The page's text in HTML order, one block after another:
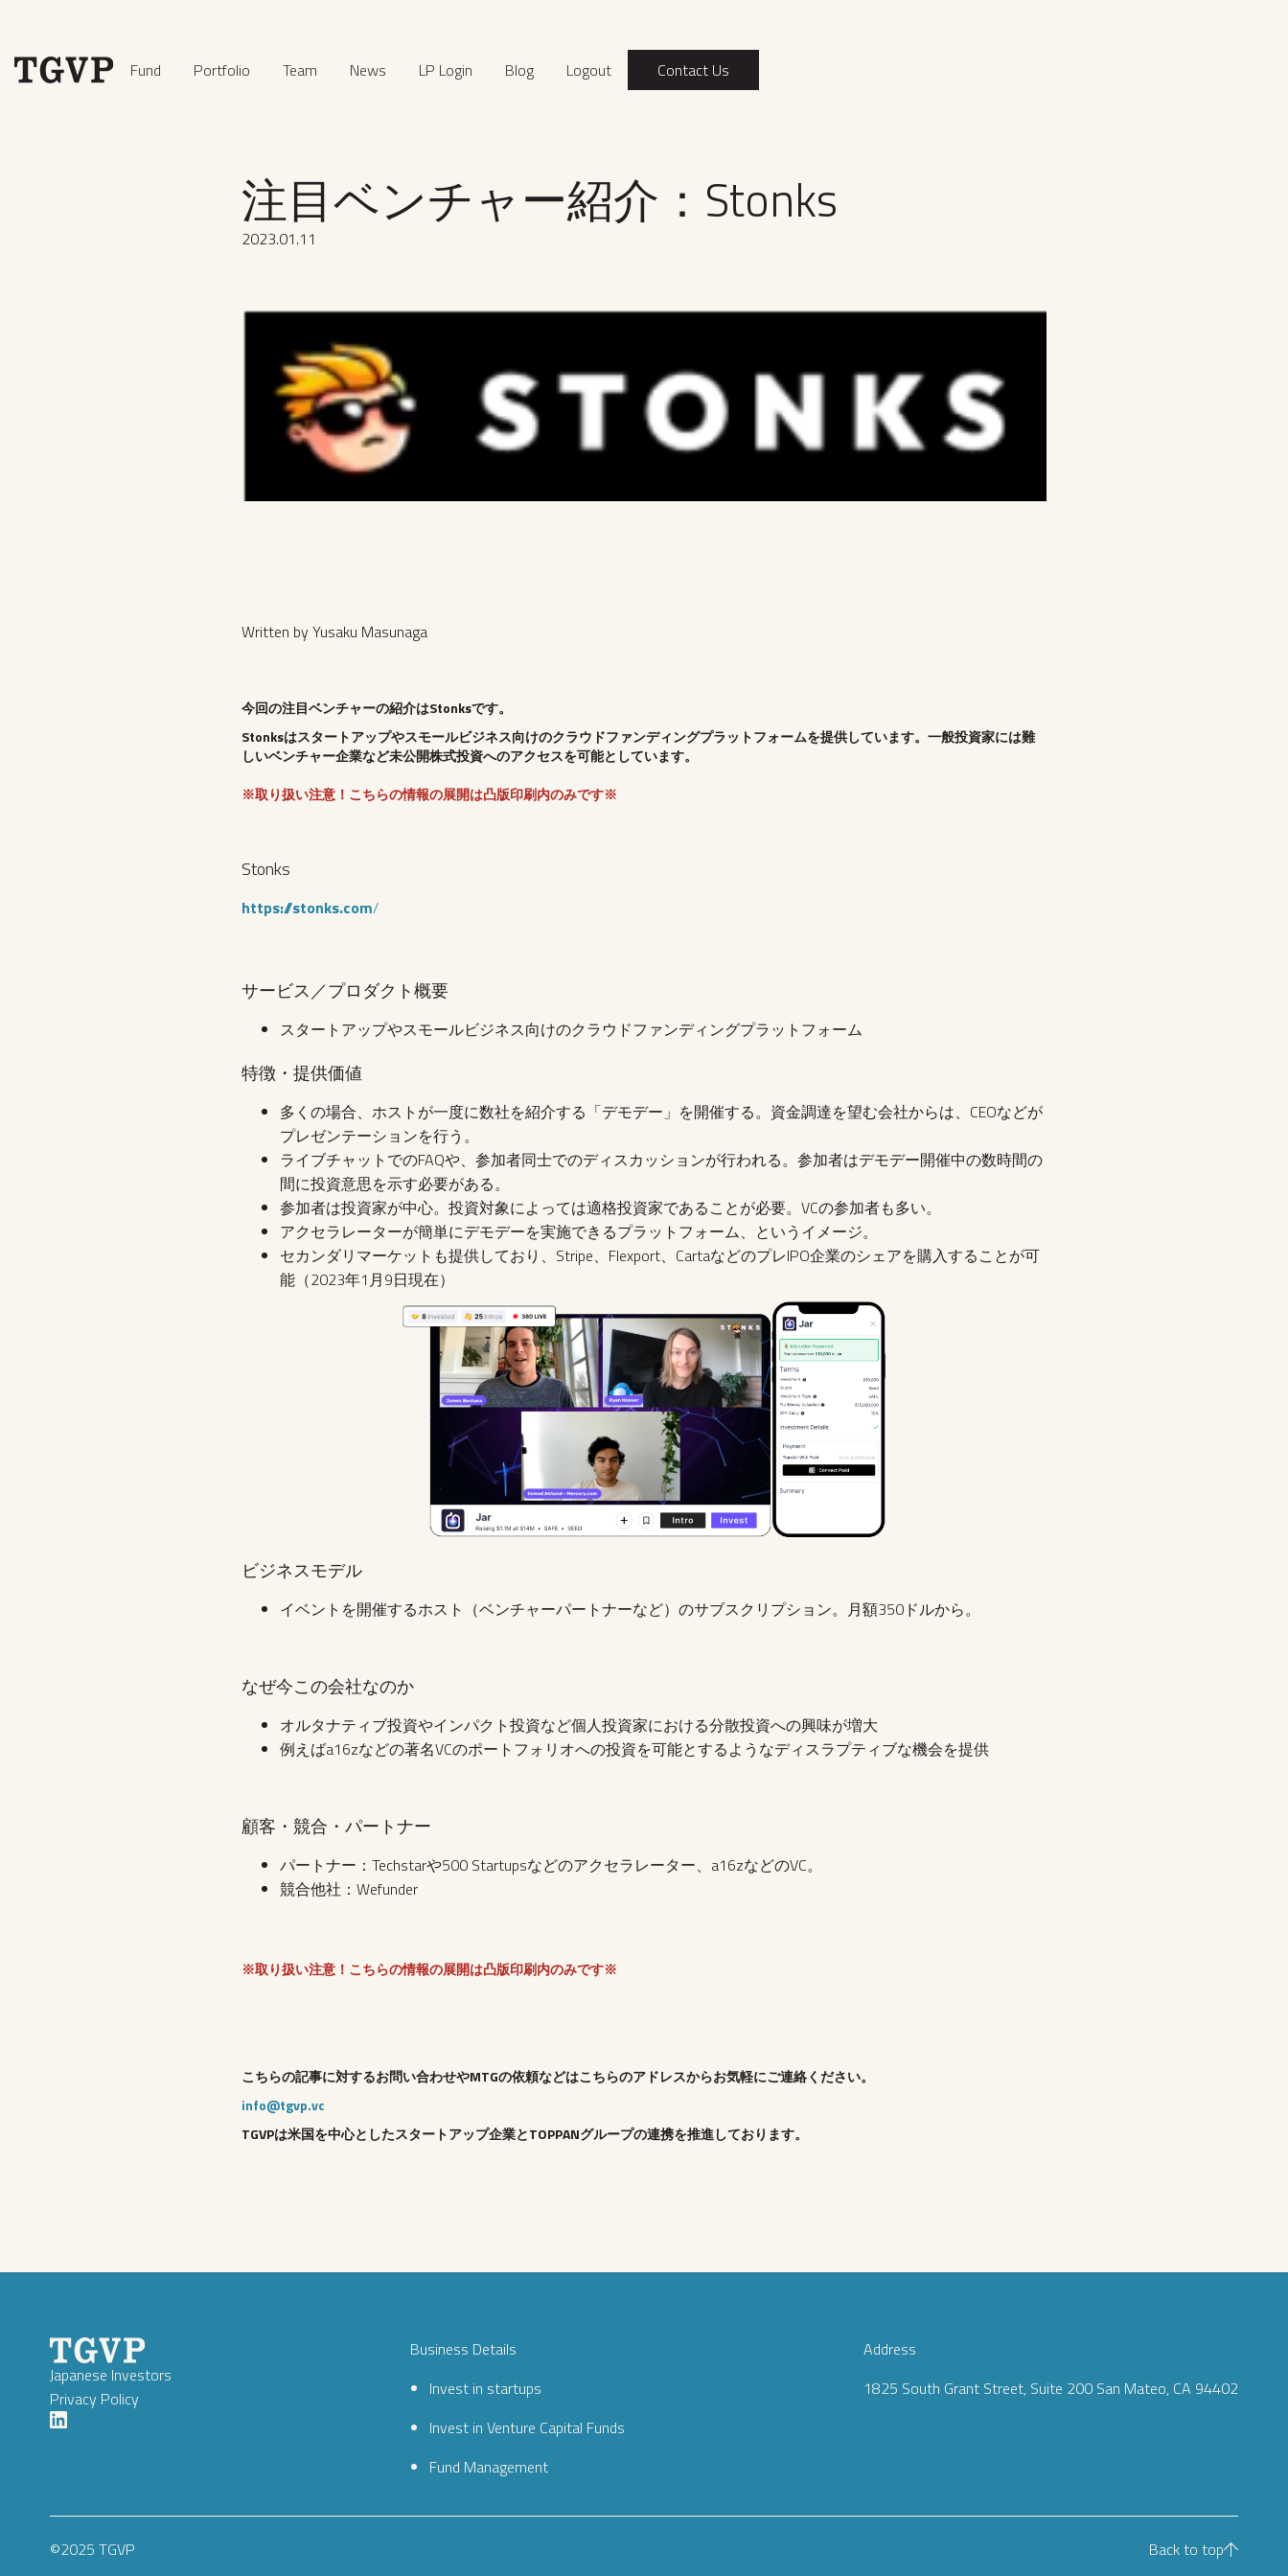
Fund Portfolio Team News LP Login Blog Logout Contact Us
注目ベンチャー紹介：Stonks
2023.01.11
Written by Yusaku Masunaga
今回の注目ベンチャーの紹介はStonksです。
Stonksはスタートアップやスモールビジネス向けのクラウドファンディングプラットフォームを提供しています。一般投資家には難
しいベンチャー企業など未公開株式投資へのアクセスを可能としています。
※取り扱い注意！こちらの情報の展開は凸版印刷内のみです※
Stonks
https://stonks.com/
サービス／プロダクト概要
スタートアップやスモールビジネス向けのクラウドファンディングプラットフォーム
特徴・提供価値
多くの場合、ホストが一度に数社を紹介する「デモデー」を開催する。資金調達を望む会社からは、CEOなどが
プレゼンテーションを行う。
ライブチャットでのFAQや、参加者同士でのディスカッションが行われる。参加者はデモデー開催中の数時間の
間に投資意思を示す必要がある。
参加者は投資家が中心。投資対象によっては適格投資家であることが必要。VCの参加者も多い。
アクセラレーターが簡単にデモデーを実施できるプラットフォーム、というイメージ。
セカンダリマーケットも提供しており、Stripe、Flexport、CartaなどのプレIPO企業のシェアを購入することが可
能（2023年1月9日現在）
ビジネスモデル
イベントを開催するホスト（ベンチャーパートナーなど）のサブスクリプション。月額350ドルから。
なぜ今この会社なのか
オルタナティブ投資やインパクト投資など個人投資家における分散投資への興味が増大
例えばa16zなどの著名VCのポートフォリオへの投資を可能とするようなディスラプティブな機会を提供
顧客・競合・パートナー
パートナー：Techstarや500 Startupsなどのアクセラレーター、a16zなどのVC。
競合他社：Wefunder
※取り扱い注意！こちらの情報の展開は凸版印刷内のみです※
こちらの記事に対するお問い合わせやMTGの依頼などはこちらのアドレスからお気軽にご連絡ください。
info@tgvp.vc
TGVPは米国を中心としたスタートアップ企業とTOPPANグループの連携を推進しております。
Japanese Investors
Privacy Policy
Business Details
Invest in startups
Invest in Venture Capital Funds
Fund Management
Address
1825 South Grant Street, Suite 200 San Mateo, CA 94402
©2025 TGVP Back to top